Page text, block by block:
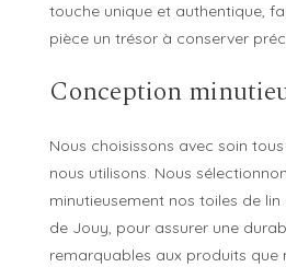
touche unique et authentique,
pièce un trésor à conserver
Conception
Nous choisissons avec soin
nous utilisons. Nous
minutieusement nos toiles de
de Jouy, pour assurer une
remarquables aux produits que